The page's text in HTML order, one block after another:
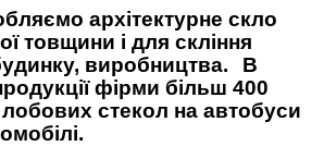
архітектурне скло
товщини і для скління
виробництва.
В
фірми більш 400
стекол на автобуси